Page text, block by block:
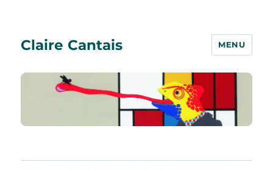
Claire Cantais MENU